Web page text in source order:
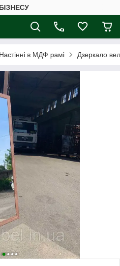
Настінні в МДФ рамі Дзеркало